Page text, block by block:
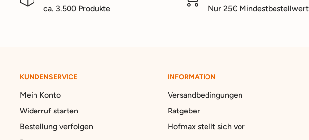
ca. 3.500 Produkte
Nur 25€ Mindestbestellwert
KUNDENSERVICE
Mein Konto
Widerruf starten
Bestellung verfolgen
INFORMATION
Versandbedingungen
Ratgeber
Hofmax stellt sich vor